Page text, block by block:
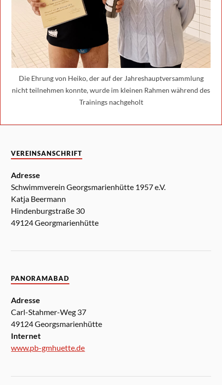
Die Ehrung von Heiko, der auf der Jahreshauptversammlung
nicht teilnehmen konnte, wurde im kleinen Rahmen während des
Trainings nachgeholt
VEREINSANSCHRIFT
Adresse
Schwimmverein Georgsmarienhütte 1957 e.V.
Katja Beermann
Hindenburgstraße 30
49124 Georgmarienhütte
PANORAMABAD
Adresse
Carl-Stahmer-Weg 37
49124 Georgsmarienhütte
Internet
www.pb-gmhuette.de